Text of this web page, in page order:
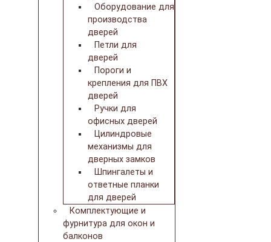
Оборудование для
производства
дверей
Петли для
дверей
Пороги и
крепления для ПВХ
дверей
Ручки для
офисных дверей
Цилиндровые
механизмы для
дверных замков
Шпингалеты и
ответные планки
для дверей
Комплектующие и
фурнитура для окон и
балконов